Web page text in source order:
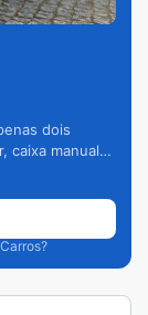
dois
caixa manual